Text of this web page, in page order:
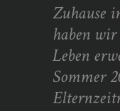
Zuhause
haben wir
Leben
Sommer